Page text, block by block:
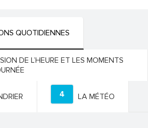
0PTS
QUOTIDIENNES
DE L’HEURE ET LES MOMENTS
4 LA MÉTÉO